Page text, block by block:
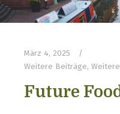
März 4, 2025
Weitere Beiträge,
Future